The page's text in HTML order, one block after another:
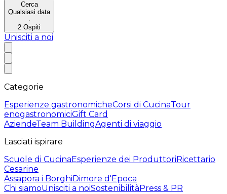
Cerca
Qualsiasi data
·
2 Ospiti
Unisciti a noi
Categorie
Esperienze gastronomicheCorsi di CucinaTour
enogastronomiciGift Card
AziendeTeam BuildingAgenti di viaggio
Lasciati ispirare
Scuole di CucinaEsperienze dei ProduttoriRicettario
Cesarine
Assapora i BorghiDimore d'Epoca
Chi siamoUnisciti a noiSostenibilitàPress & PR